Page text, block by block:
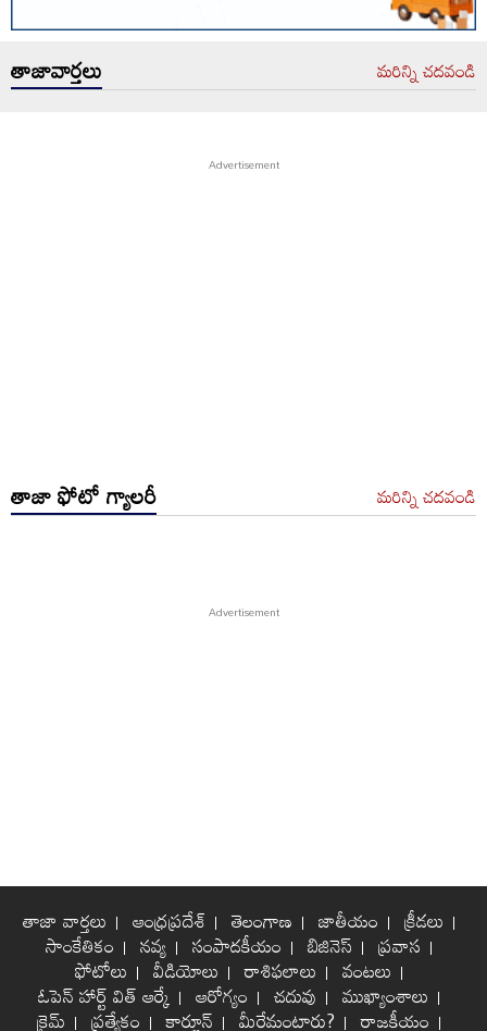
తాజావార్తలు మరిన్ని చదవండి
తాజా ఫోటో గ్యాలరీ మరిన్ని చదవండి
తాజా వార్తలు ఆంధ్రప్రదేశ్ తెలంగాణ జాతీయం క్రీడలు
సాంకేతికం నవ్య సంపాదకీయం బిజినెస్ ప్రవాస
ఫోటోలు వీడియోలు రాశిఫలాలు వంటలు
ఓపెన్ హార్ట్ విత్ ఆర్కే ఆరోగ్యం చదువు ముఖ్యాంశాలు
క్రైమ్ ప్రత్యేకం కార్టూన్ మీరేమంటారు? రాజకీయం